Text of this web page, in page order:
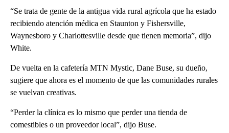
“Se trata de gente de la antigua vida rural agrícola que ha estado
recibiendo atención médica en Staunton y Fishersville,
Waynesboro y Charlottesville desde que tienen memoria”, dijo
White.
De vuelta en la cafetería MTN Mystic, Dane Buse, su dueño,
sugiere que ahora es el momento de que las comunidades rurales
se vuelvan creativas.
“Perder la clínica es lo mismo que perder una tienda de
comestibles o un proveedor local”, dijo Buse.